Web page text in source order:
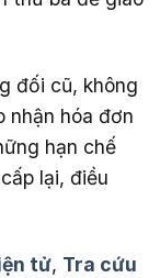
đối cũ, không
nhận hóa đơn
hạn chế
lại, điều
tử, Tra cứu